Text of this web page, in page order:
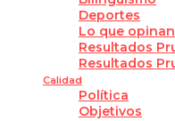
Deportes
Lo que
Resultados
Resultados
Calidad
Política
Objetivos